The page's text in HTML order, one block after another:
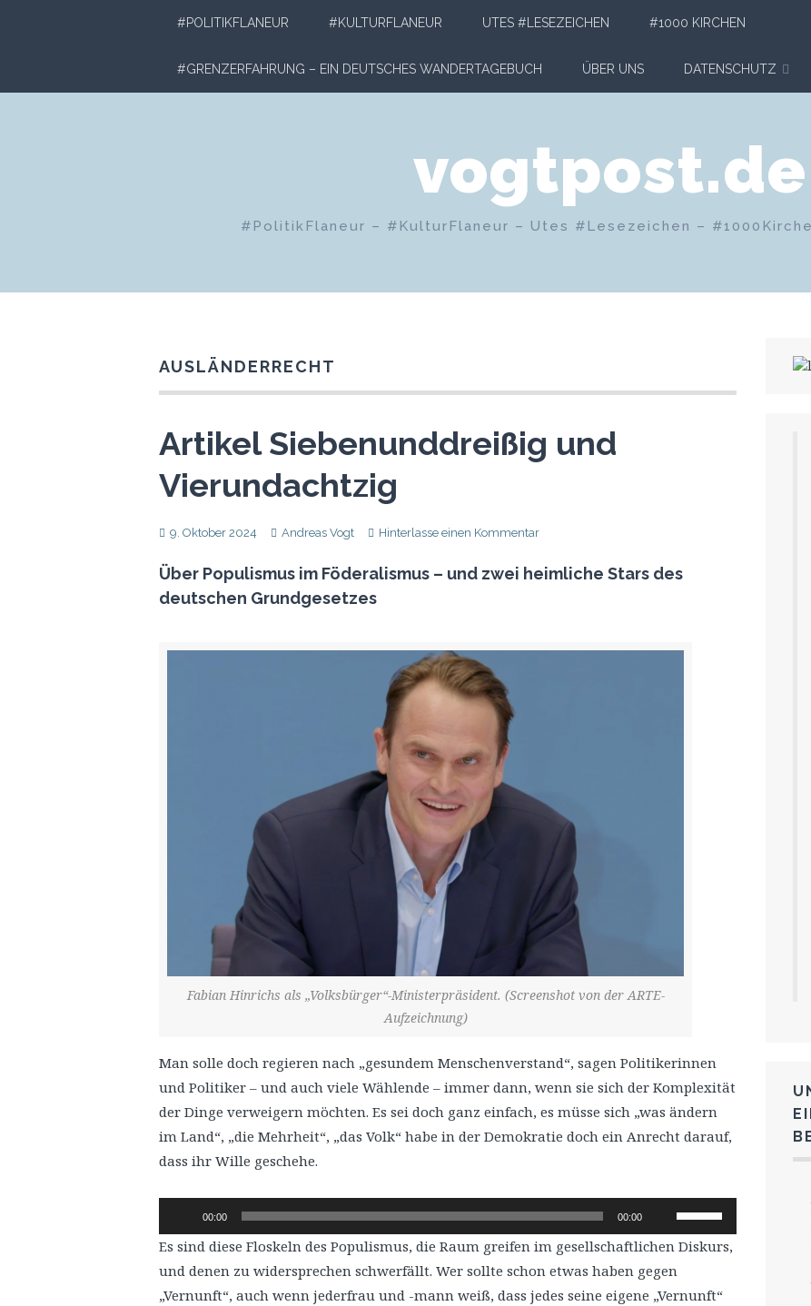
#POLITIKFLANEUR #KULTURFLANEUR UTES #LESEZEICHEN #1000 KIRCHEN
#GRENZERFAHRUNG – EIN DEUTSCHES WANDERTAGEBUCH ÜBER UNS DATENSCHUTZ
vogtpost.de
#PolitikFlaneur – #KulturFlaneur – Utes #Lesezeichen –
AUSLÄNDERRECHT
Artikel Siebenunddreißig und
Vierundachtzig
9. Oktober 2024 Andreas Vogt Hinterlasse einen Kommentar
Über Populismus im Föderalismus – und zwei heimliche Stars des
deutschen Grundgesetzes
Fabian Hinrichs als „Volksbürger“-Ministerpräsident. (Screenshot von der ARTE-
Aufzeichnung)
Man solle doch regieren nach „gesundem Menschenverstand“, sagen Politikerinnen
und Politiker – und auch viele Wählende – immer dann, wenn sie sich der Komplexität
der Dinge verweigern möchten. Es sei doch ganz einfach, es müsse sich „was ändern
im Land“, „die Mehrheit“, „das Volk“ habe in der Demokratie doch ein Anrecht darauf,
dass ihr Wille geschehe.
Player
00:00 00:00
Pfeiltasten
Hoch/Runter
benutzen,
Es sind diese Floskeln des Populismus, die Raum greifen im gesellschaftlichen Diskurs,
und denen zu widersprechen schwerfällt. Wer sollte schon etwas haben gegen
„Vernunft“, auch wenn jederfrau und -mann weiß, dass jedes seine eigene „Vernunft“